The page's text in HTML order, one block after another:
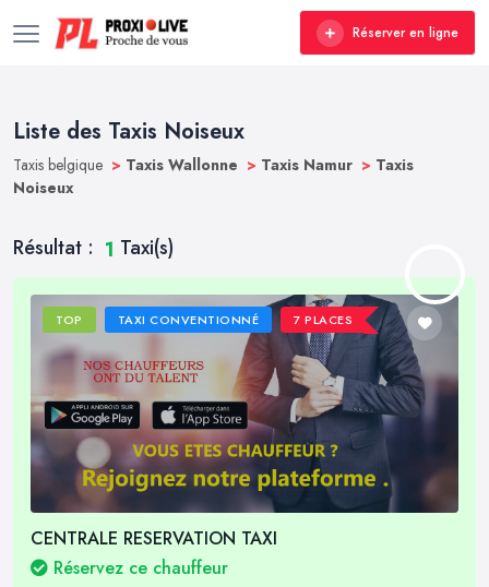
Réserver en ligne
Liste des Taxis Noiseux
Taxis belgique > Taxis Wallonne > Taxis Namur > Taxis
Noiseux
Résultat : 1 Taxi(s)
TOP TAXI CONVENTIONNÉ 7 PLACES
CENTRALE RESERVATION TAXI
Réservez ce chauffeur